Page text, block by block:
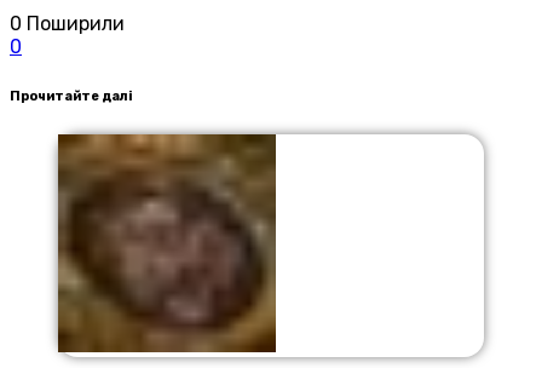
0 Поширили
0
Прочитайте далі